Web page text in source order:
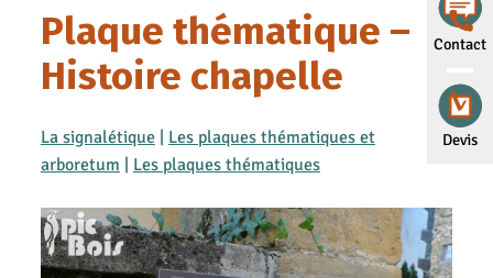
Contact
Devis
Plaque thématique –
Histoire chapelle
La signalétique| Les plaques thématiques et
arboretum | Les plaques thématiques